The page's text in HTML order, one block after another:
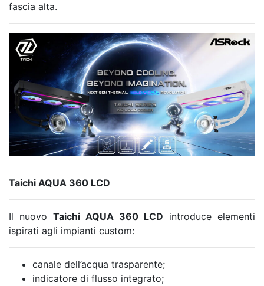
fascia alta.
Taichi AQUA 360 LCD
Il nuovo Taichi AQUA 360 LCD introduce elementi
ispirati agli impianti custom:
canale dell’acqua trasparente;
indicatore di flusso integrato;